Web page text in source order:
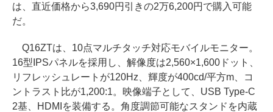
は、直近価格から3,690円引きの2万6,200円で購入可能
だ。
Q16ZTは、10点マルチタッチ対応モバイルモニター。
16型IPSパネルを採用し、解像度は2,560×1,600ドット、
リフレッシュレートが120Hz、輝度が400cd/平方m、コ
ントラスト比が1,200:1。映像端子として、USB Type-C
2基、HDMIを装備する。角度調節可能なスタンドを内蔵